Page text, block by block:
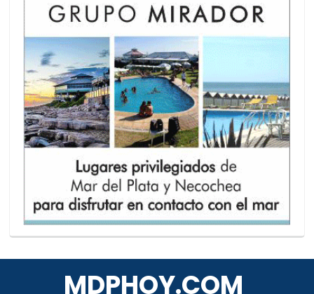
MDPHOY.COM